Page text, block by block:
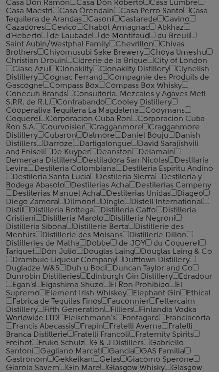
Casa Don Ramon Casa Don Roberto
Casa Lumbre
Casa Maestri
Casa Orendain Casa Perro Santo
Casa
Tequilera de Arandas
Casoni Castarede
Cavino
Cazadores
Cevico Chabot Armagnac
Abkhaz
d'Heberto
de Laubade de Montifaud
du Breuil
Saint Aubin/Westphal Family
Chevrillon
Chivas
Brothers
Chiyomusubi Sake Brewery
Choya Umeshu
Christian Drouin
Cidrerie de la Brique
City of London
Clase Azul
Clonakilty Clonakilty Distillery
Clynelish
Distillery
Cognac Ferrand
Compagnie des Produits de
Gascogne
Compass Box
Compass Box Whisky
Conecuh Brands
Consultoria. Mezcales y Agaves Metl
S.P.R. de R.L.
Contrabando
Cooley Distillery
Cooperativa Tequilera La Magdalena
Cooymans
Coquerel
Corporacion Cuba Ron
Corporacion Cuba
Ron S.A.
Courvoisier Cragganmore
Cragganmore
Distillery
Cubaron Dalmore Daniel Bouju
Danish
Distillers
Darroze Dartigalongue
David Sarajishvili
and Eniseli
De Kuyper Deanston
Delamain
Demerara Distillers
Destiladora San Nicolas
Destilaria
Levira
Destileria Colombiana
Destileria Espiritu Andino
Destileria Santa Lucia
Destileria Sierra
Destileria y
Bodega Abasolo
Destilerias Acha
Destilerias Campeny
Destilerias Manuel Acha
Destilerias Unidas
Diageo
Diego Zamora
Dilmoor Dingle
Distell International
Distil
Distilleria Bottega Distilleria Caffo
Distilleria
Cristiani
Distilleria Marolo
Distilleria Negroni
Distilleria Sibona
Distillerie Berta
Distillerie des
Menhirs
Distillerie des Moisans
Distillerie Dillon
Distilleries de Matha
Dobbe de JOY
du Coquerel
Tariquet
Don Julio Douglas Laing
Douglas Laing & Co
Drambuie Liqueur Company
Dufftown Distillery
Dugladze W&S
Duh u Boci
Duncan Taylor and Co
Dunrobin Distilleries
Edinburgh Gin Distillery
Edradour
Egan's
Eigashima Shuzo El Ron Prohibido
El
Supremo
Element Irish Whiskey Elephant Gin
Ethical
Fabrica de Tequilas Finos
Fauconnier
Fettercairn
Distillery
Fifth Generation Filliers
Finlandia Vodka
Worldwide LTD
Fleischmann's Fontagard
Franciacorta
Francis Abecassis
Frapin Fratelli Averna
Fratelli
Branca Distillerie
Fratelli ‎Francoli
Fraternity Spirits
Freihof
Fruko Schulz G & J Distillers
Gabriello
Santoni
Gagliano Marcati Gancia
GAS Familia
Gastronom
Gekkeikan Gelas
Giacomo Sperone
Giarola Savem
Gin Mare Glasgow Whisky
Glasgow